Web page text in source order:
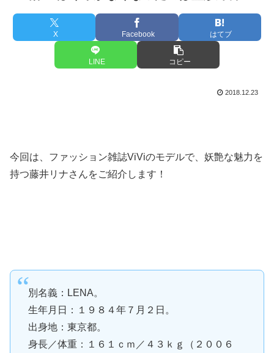
X Facebook はてブ
LINE コピー
2018.12.23
今回は、ファッション雑誌ViViのモデルで、妖艶な魅力を
持つ藤井リナさんをご紹介します！
別名義：LENA。
生年月日：１９８４年７月２日。
出身地：東京都。
身長／体重：１６１ｃｍ／４３ｋｇ（２００６